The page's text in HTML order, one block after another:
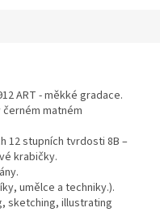
ART - měkké gradace.
matném
12 stupních tvrdosti 8B –
krabičky.
umělce a techniky.).
sketching, illustrating